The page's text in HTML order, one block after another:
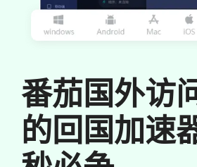
番茄国外访
的回国加速